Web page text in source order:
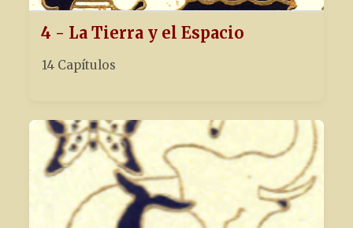
4 - La Tierra y el Espacio
14 Capítulos